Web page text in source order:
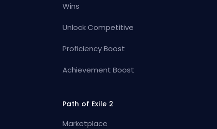
Wins
Unlock Competitive
Proficiency Boost
Achievement Boost
Path of Exile 2
Marketplace